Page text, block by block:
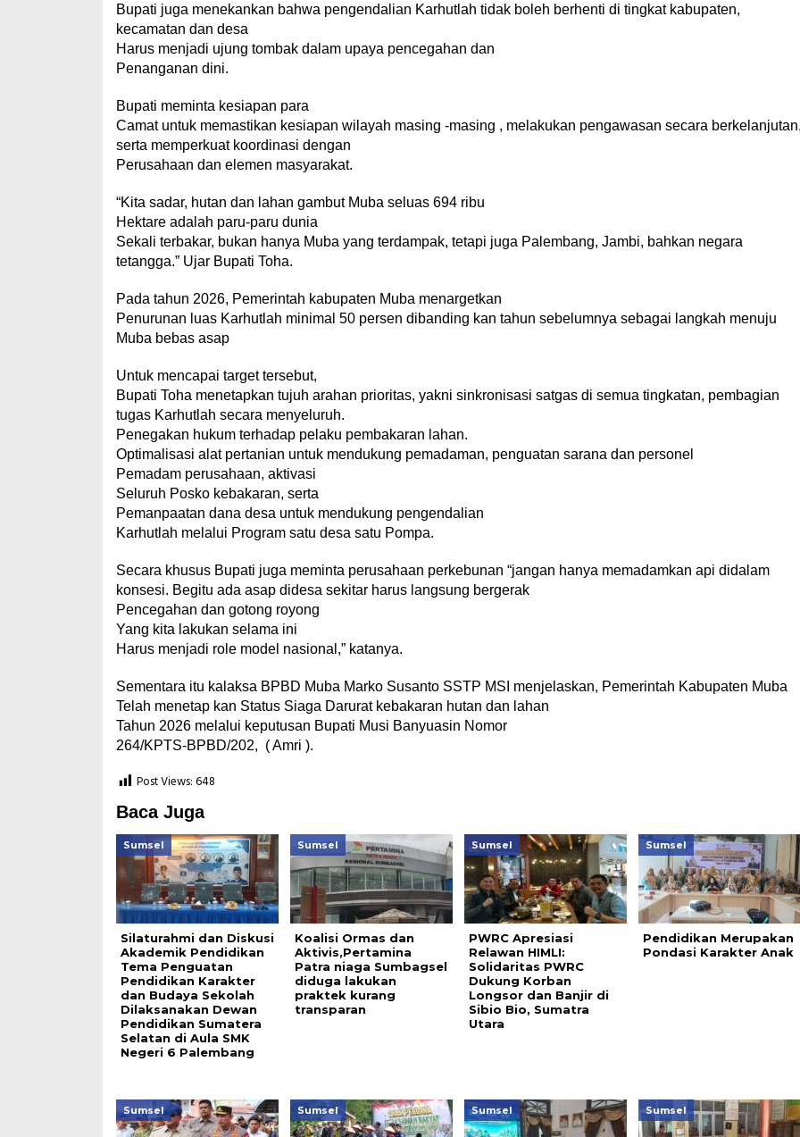
Bupati juga menekankan bahwa pengendalian Karhutlah tidak boleh berhenti di tingkat kabupaten,
kecamatan dan desa
Harus menjadi ujung tombak dalam upaya pencegahan dan
Penanganan dini.
Bupati meminta kesiapan para
Camat untuk memastikan kesiapan wilayah masing -masing , melakukan pengawasan secara
serta memperkuat koordinasi dengan
Perusahaan dan elemen masyarakat.
“Kita sadar, hutan dan lahan gambut Muba seluas 694 ribu
Hektare adalah paru-paru dunia
Sekali terbakar, bukan hanya Muba yang terdampak, tetapi juga Palembang, Jambi, bahkan negara
tetangga.” Ujar Bupati Toha.
Pada tahun 2026, Pemerintah kabupaten Muba menargetkan
Penurunan luas Karhutlah minimal 50 persen dibanding kan tahun sebelumnya sebagai langkah menuju
Muba bebas asap
Untuk mencapai target tersebut,
Bupati Toha menetapkan tujuh arahan prioritas, yakni sinkronisasi satgas di semua tingkatan, pembagian
tugas Karhutlah secara menyeluruh.
Penegakan hukum terhadap pelaku pembakaran lahan.
Optimalisasi alat pertanian untuk mendukung pemadaman, penguatan sarana dan personel
Pemadam perusahaan, aktivasi
Seluruh Posko kebakaran, serta
Pemanpaatan dana desa untuk mendukung pengendalian
Karhutlah melalui Program satu desa satu Pompa.
Secara khusus Bupati juga meminta perusahaan perkebunan “jangan hanya memadamkan api didalam
konsesi. Begitu ada asap didesa sekitar harus langsung bergerak
Pencegahan dan gotong royong
Yang kita lakukan selama ini
Harus menjadi role model nasional,” katanya.
Sementara itu kalaksa BPBD Muba Marko Susanto SSTP MSI menjelaskan, Pemerintah Kabupaten Muba
Telah menetap kan Status Siaga Darurat kebakaran hutan dan lahan
Tahun 2026 melalui keputusan Bupati Musi Banyuasin Nomor
264/KPTS-BPBD/202, ( Amri ).
Post Views:648
Baca Juga
Sumsel
Silaturahmi dan Diskusi
Akademik Pendidikan
Tema Penguatan
Pendidikan Karakter
dan Budaya Sekolah
Dilaksanakan Dewan
Pendidikan Sumatera
Selatan di Aula SMK
Negeri 6 Palembang
Sumsel
Koalisi Ormas dan
Aktivis,Pertamina
Patra niaga Sumbagsel
diduga lakukan
praktek kurang
transparan
Sumsel
PWRC Apresiasi
Relawan HIMLI:
Solidaritas PWRC
Dukung Korban
Longsor dan Banjir di
Sibio Bio, Sumatra
Utara
Sumsel
Pendidikan Merupakan
Pondasi Karakter Anak
Sumsel Sumsel Sumsel Sumsel